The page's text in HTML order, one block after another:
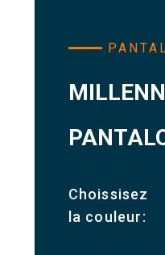
Choissisez
la couleur: